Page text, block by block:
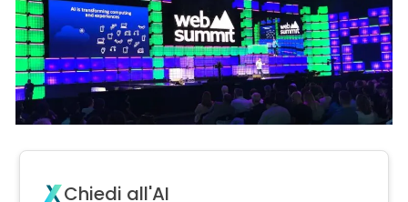
Chiedi all'AI